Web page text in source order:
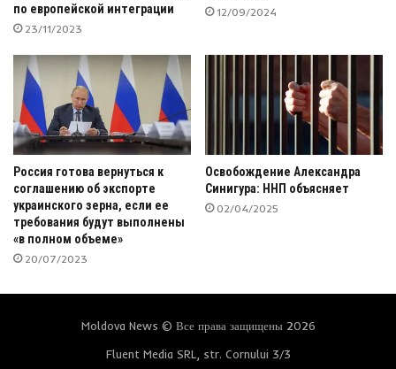
по европейской интеграции
23/11/2023
12/09/2024
Россия готова вернуться к
соглашению об экспорте
украинского зерна, если ее
требования будут выполнены
«в полном объеме»
20/07/2023
Освобождение Александра
Синигура: ННП объясняет
02/04/2025
Moldova News © Все права защищены 2026
Fluent Media SRL, str. Cornului 3/3